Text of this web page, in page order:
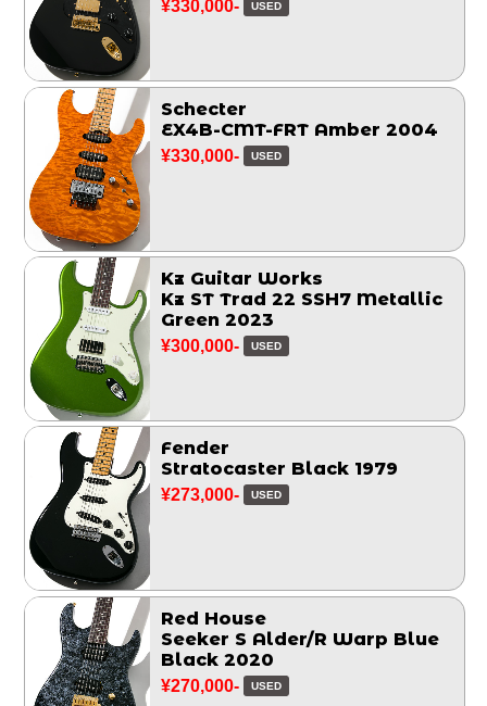
¥330,000- USED
Schecter
EX4B-CMT-FRT Amber 2004
¥330,000- USED
Kz Guitar Works
Kz ST Trad 22 SSH7 Metallic
Green 2023
¥300,000- USED
Fender
Stratocaster Black 1979
¥273,000- USED
Red House
Seeker S Alder/R Warp Blue
Black 2020
¥270,000- USED